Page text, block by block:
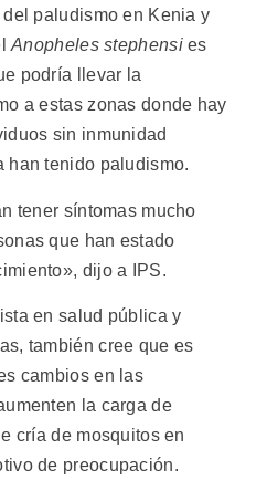
paludismo en Kenia y
Anopheles stephensies
podría llevar la
a estas zonas donde hay
sin inmunidad
han tenido paludismo.
tener síntomas mucho
que han estado
dijo a IPS.
en salud pública y
también cree que es
cambios en las
la carga de
cría de mosquitos en
de preocupación.